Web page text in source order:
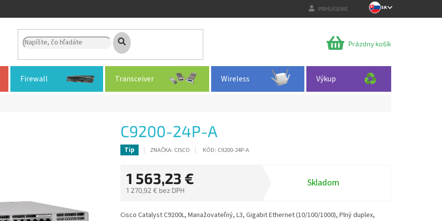
PRIHLÁSENIE SK
NÁKUPNÝ
Prázdny košík
Firewall Transceiver Wireless Výkup
C9200-24P-A
Tip ZNAČKA: CISCO KÓD: C9200-24P-A
1 563,23 €
1 270,92 € bez DPH
cena:
Skladom
Cisco Catalyst C9200L, Manažovateľný, L3, Gigabit Ethernet (10/100/1000), Plný duplex,